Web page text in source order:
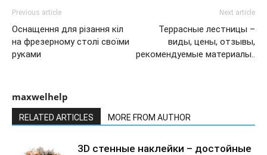
Previous article
Оснащення для різання кіл
на фрезерному столі своїми
руками
Next article
Террасные лестницы –
виды, цены, отзывы,
рекомендуемые материалы..
maxwelhelp
RELATED ARTICLES MORE FROM AUTHOR
3D стенные наклейки – достойные